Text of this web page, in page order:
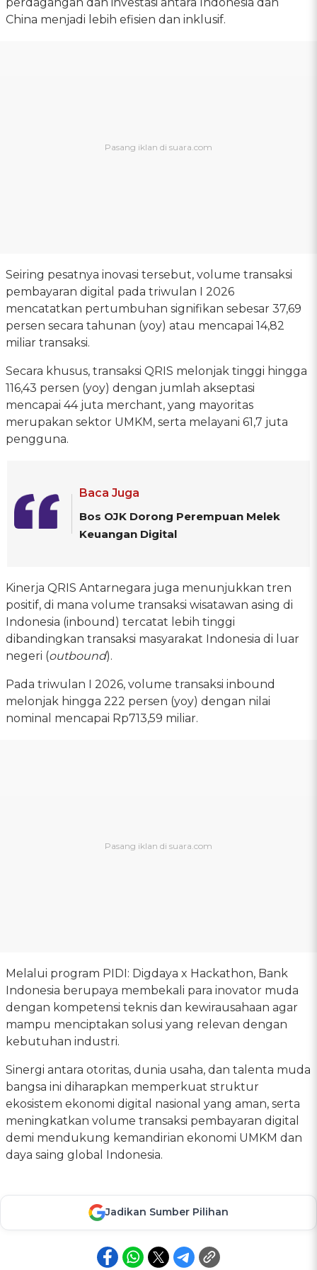
China menjadi lebih efisien dan inklusif.
Seiring pesatnya inovasi tersebut, volume transaksi
pembayaran digital pada triwulan I 2026
mencatatkan pertumbuhan signifikan sebesar 37,69
persen secara tahunan (yoy) atau mencapai 14,82
miliar transaksi.
Secara khusus, transaksi QRIS melonjak tinggi hingga
116,43 persen (yoy) dengan jumlah akseptasi
mencapai 44 juta merchant, yang mayoritas
merupakan sektor UMKM, serta melayani 61,7 juta
pengguna.
Baca Juga
Bos OJK Dorong Perempuan Melek
Keuangan Digital
Kinerja QRIS Antarnegara juga menunjukkan tren
positif, di mana volume transaksi wisatawan asing di
Indonesia (inbound) tercatat lebih tinggi
dibandingkan transaksi masyarakat Indonesia di luar
negeri (outbound).
Pada triwulan I 2026, volume transaksi inbound
melonjak hingga 222 persen (yoy) dengan nilai
nominal mencapai Rp713,59 miliar.
Melalui program PIDI: Digdaya x Hackathon, Bank
Indonesia berupaya membekali para inovator muda
dengan kompetensi teknis dan kewirausahaan agar
mampu menciptakan solusi yang relevan dengan
kebutuhan industri.
Sinergi antara otoritas, dunia usaha, dan talenta muda
bangsa ini diharapkan memperkuat struktur
ekosistem ekonomi digital nasional yang aman, serta
meningkatkan volume transaksi pembayaran digital
demi mendukung kemandirian ekonomi UMKM dan
daya saing global Indonesia.
Jadikan Sumber Pilihan